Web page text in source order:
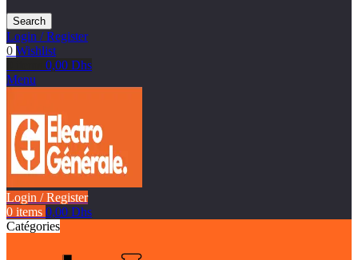
Search
Login / Register
0 Wishlist
0,00 Dhs
Menu
Login / Register
0 items 0,00 Dhs
Catégories